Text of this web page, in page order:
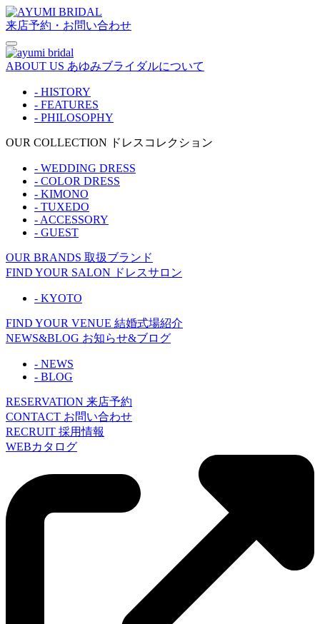
来店予約・お問い合わせ
ABOUT US あゆみブライダルについて
- HISTORY
- FEATURES
- PHILOSOPHY
OUR COLLECTION ドレスコレクション
- WEDDING DRESS
- COLOR DRESS
- KIMONO
- TUXEDO
- ACCESSORY
- GUEST
OUR BRANDS 取扱ブランド
FIND YOUR SALON ドレスサロン
- KYOTO
FIND YOUR VENUE 結婚式場紹介
NEWS&BLOG お知らせ&ブログ
- NEWS
- BLOG
RESERVATION 来店予約
CONTACT お問い合わせ
RECRUIT 採用情報
WEBカタログ